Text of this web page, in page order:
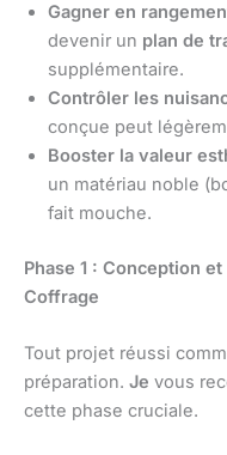
Gagner en
devenir un plan de
supplémentaire.
Contrôler les
conçue peut
Booster la valeur
un matériau noble
fait mouche.
Phase 1 : Conception
Coffrage
Tout projet réussi
préparation. Je vous
cette phase cruciale.